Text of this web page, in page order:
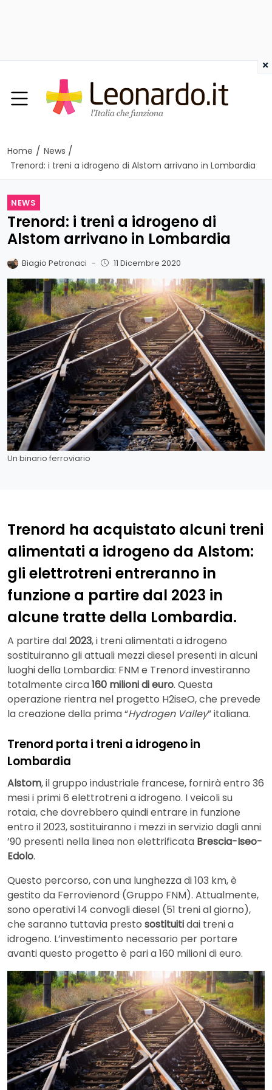
Home / News /
Trenord: i treni a idrogeno di Alstom arrivano in Lombardia
NEWS
Trenord: i treni a idrogeno di
Alstom arrivano in Lombardia
Biagio Petronaci - 11 Dicembre 2020
Un binario ferroviario
Trenord ha acquistato alcuni treni
alimentati a idrogeno da Alstom:
gli elettrotreni entreranno in
funzione a partire dal 2023 in
alcune tratte della Lombardia.
A partire dal2023, i treni alimentati a idrogeno
sostituiranno gli attuali mezzi diesel presenti in alcuni
luoghi della Lombardia: FNM e Trenord investiranno
totalmente circa160 milioni di euro. Questa
operazione rientra nel progetto H2iseO, che prevede
la creazione della prima “Hydrogen Valley” italiana.
Trenord porta i treni a idrogeno in
Lombardia
Alstom, il gruppo industriale francese, fornirà entro 36
mesi i primi 6 elettrotreni a idrogeno. I veicoli su
rotaia, che dovrebbero quindi entrare in funzione
entro il 2023, sostituiranno i mezzi in servizio dagli anni
’90 presenti nella linea non elettrificata Brescia-Iseo-
Edolo.
Questo percorso, con una lunghezza di 103 km, è
gestito da Ferrovienord (Gruppo FNM). Attualmente,
sono operativi 14 convogli diesel (51 treni al giorno),
che saranno tuttavia presto sostituitidai treni a
idrogeno. L’investimento necessario per portare
avanti questo progetto è pari a 160 milioni di euro.
×